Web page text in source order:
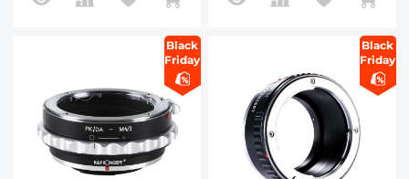
Black
Friday
Black
Friday